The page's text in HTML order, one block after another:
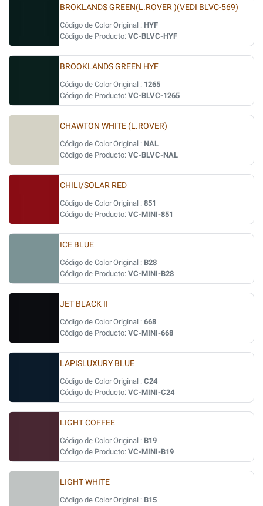
BROKLANDS GREEN(L.ROVER )(VEDI BLVC-569)
Código de Color Original : HYF
Código de Producto: VC-BLVC-HYF
BROOKLANDS GREEN HYF
Código de Color Original : 1265
Código de Producto: VC-BLVC-1265
CHAWTON WHITE (L.ROVER)
Código de Color Original : NAL
Código de Producto: VC-BLVC-NAL
CHILI/SOLAR RED
Código de Color Original : 851
Código de Producto: VC-MINI-851
ICE BLUE
Código de Color Original : B28
Código de Producto: VC-MINI-B28
JET BLACK II
Código de Color Original : 668
Código de Producto: VC-MINI-668
LAPISLUXURY BLUE
Código de Color Original : C24
Código de Producto: VC-MINI-C24
LIGHT COFFEE
Código de Color Original : B19
Código de Producto: VC-MINI-B19
LIGHT WHITE
Código de Color Original : B15